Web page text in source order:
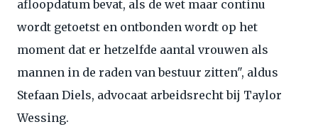
afloopdatum bevat, als de wet maar continu
wordt getoetst en ontbonden wordt op het
moment dat er hetzelfde aantal vrouwen als
mannen in de raden van bestuur zitten", aldus
Stefaan Diels, advocaat arbeidsrecht bij Taylor
Wessing.